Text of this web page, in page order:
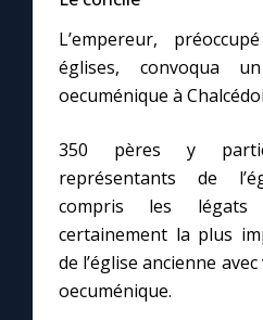
L’empereur,
églises, convoqua
oecuménique à
350 pères y
représentants de
compris les
certainement la plus
de l’église ancienne
oecuménique.